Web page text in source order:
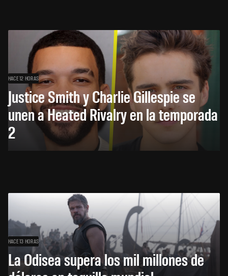
HACE 12 HORAS
Justice Smith y Charlie Gillespie se
unen a Heated Rivalry en la temporada
2
HACE 13 HORAS
La Odisea supera los mil millones de